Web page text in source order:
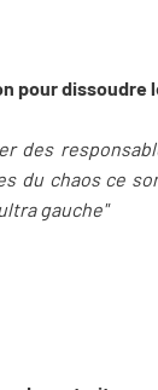
pour dissoudre
des
du chaos ce
gauche"